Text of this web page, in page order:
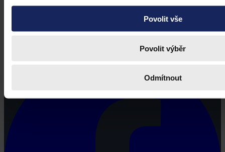
Povolit vše
Povolit výběr
Odmítnout
Právní portál, jehož cílovou skupinou jsou nejenom právní
profesionálové a zástupci právnických profesí, ale všichni, kteří